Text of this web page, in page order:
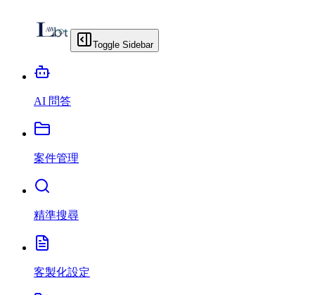
Toggle Sidebar
AI 問答
案件管理
精準搜尋
客製化設定